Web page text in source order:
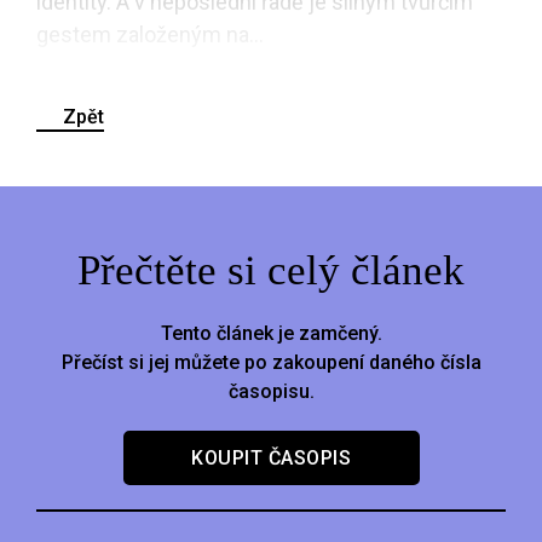
Zpět
Přečtěte si celý článek
Tento článek je zamčený.
Přečíst si jej můžete po zakoupení daného čísla
časopisu.
KOUPIT ČASOPIS